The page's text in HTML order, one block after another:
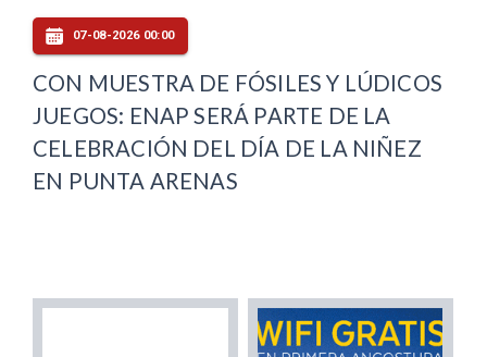
07-08-2026 00:00
CON MUESTRA DE FÓSILES Y LÚDICOS
JUEGOS: ENAP SERÁ PARTE DE LA
CELEBRACIÓN DEL DÍA DE LA NIÑEZ
EN PUNTA ARENAS